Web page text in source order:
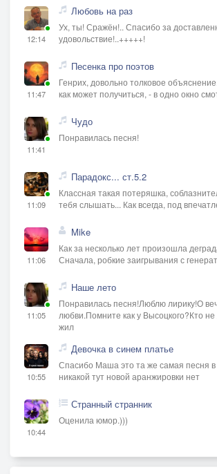
12:14
Любовь на раз
Ух, ты! Сражён!.. Спасибо за
удовольствие!..+++++!
11:47
Песенка про поэтов
Генрих, довольно толковое
как может получиться, - в одно окно
11:41
Чудо
Понравилась песня!
11:09
Парадокс... ст.5.2
Классная такая потеряшка,
тебя слышать... Как всегда, под
11:06
Mike
Как за несколько лет произошла
Сначала, робкие заигрывания с
11:05
Наше лето
Понравилась песня!Люблю лирику!О
любви.Помните как у Высоцкого?Кто
жил
10:55
Девочка в синем платье
Спасибо Маша это та же самая песня в
никакой тут новой аранжировки нет
10:44
Странный странник
Оценила юмор.)))